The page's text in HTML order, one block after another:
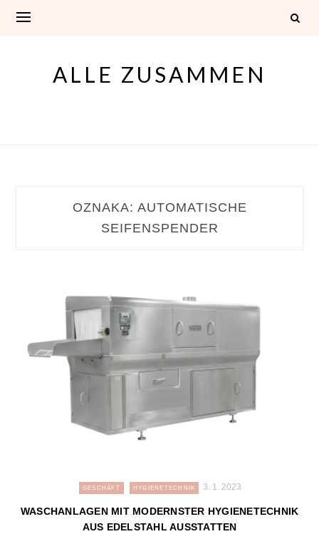
ALLE ZUSAMMEN
OZNAKA: AUTOMATISCHE
SEIFENSPENDER
GESCHÄFT HYGIENETECHNIK 3. 1. 2023
WASCHANLAGEN MIT MODERNSTER HYGIENETECHNIK
AUS EDELSTAHL AUSSTATTEN